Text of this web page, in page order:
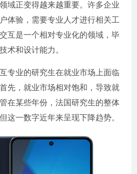
域正变得越来越重要。许多企业
体验，需要专业人才进行相关工
互是一个相对专业化的领域，毕
术和设计能力。
专业的研究生在就业市场上面临
先，就业市场相对饱和，导致就
在某些年份，法国研究生的整体
这一数字近年来呈现下降趋势。